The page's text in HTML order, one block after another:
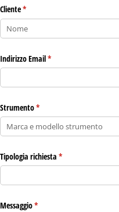
Cliente*
(richiesto)
Indirizzo Email*
(richiesto)
Strumento*
(richiesto)
Tipologia richiesta *
(richiesto)
Messaggio*
(richiesto)